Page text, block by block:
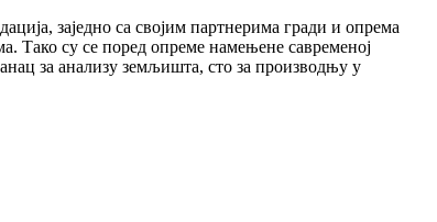
заједно са својим партнерима гради и опрема
Тако су се поред опреме намењене савременој
за анализу земљишта, сто за производњу у